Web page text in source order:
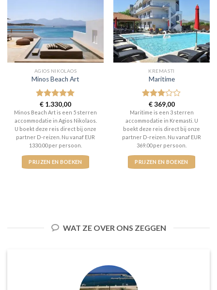
AGIOS NIKOLAOS
Minos Beach Art
Gewaardeerd
5uit 5
€ 1.330,00
Minos Beach Art is een 5 sterren
accommodatie in Agios Nikolaos.
U boekt deze reis direct bij onze
partner D-reizen. Nu vanaf EUR
1330.00 per persoon.
PRIJZEN EN BOEKEN
KREMASTI
Maritime
Gewaardeerd
3uit 5
€369,00
Maritime is een 3 sterren
accommodatie in Kremasti. U
boekt deze reis direct bij onze
partner D-reizen. Nu vanaf EUR
369.00 per persoon.
PRIJZEN EN BOEKEN
WAT ZE OVER ONS ZEGGEN